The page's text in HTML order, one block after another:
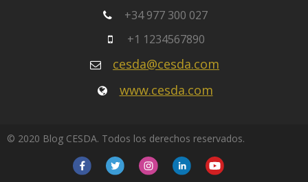
+34 977 300 027
+1 1234567890
cesda@cesda.com
www.cesda.com
© 2020 Blog CESDA. Todos los derechos reservados.